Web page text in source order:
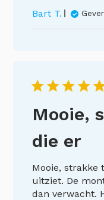
Bart T.
Mooie,
die er
Mooie, strakke
uitziet. De
dan verwacht.